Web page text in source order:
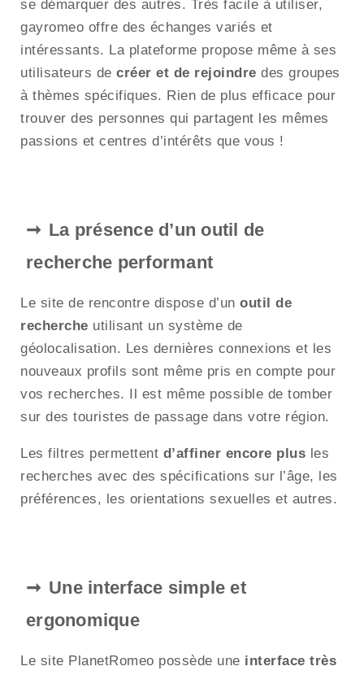
se démarquer des autres. Très facile à utiliser,
gayromeo offre des échanges variés et
intéressants. La plateforme propose même à ses
utilisateurs de créer et de rejoindre des groupes
à thèmes spécifiques. Rien de plus efficace pour
trouver des personnes qui partagent les mêmes
passions et centres d’intérêts que vous !
La présence d’un outil de
recherche performant
Le site de rencontre dispose d’un outil de
recherche utilisant un système de
géolocalisation. Les dernières connexions et les
nouveaux profils sont même pris en compte pour
vos recherches. Il est même possible de tomber
sur des touristes de passage dans votre région.
Les filtres permettent d’affiner encore plus les
recherches avec des spécifications sur l’âge, les
préférences, les orientations sexuelles et autres.
Une interface simple et
ergonomique
Le site PlanetRomeo possède une interface très